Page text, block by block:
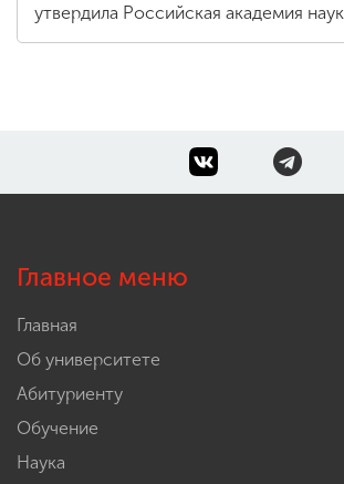
утвердила Российская академия наук
Главное меню
Главная
Об университете
Абитуриенту
Обучение
Наука